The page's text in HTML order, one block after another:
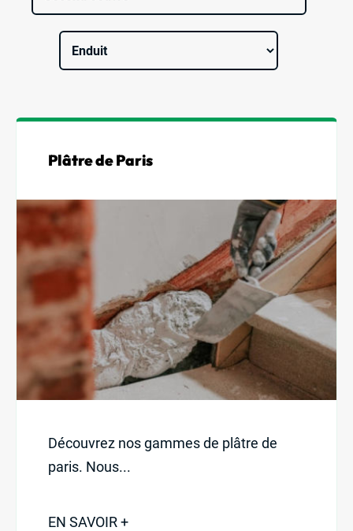
Plâtre de Paris
Découvrez nos gammes de plâtre de
paris. Nous...
EN SAVOIR +